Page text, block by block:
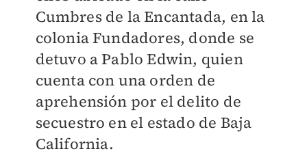
Cumbres de la Encantada, en la
colonia Fundadores, donde se
detuvo a Pablo Edwin, quien
cuenta con una orden de
aprehensión por el delito de
secuestro en el estado de Baja
California.